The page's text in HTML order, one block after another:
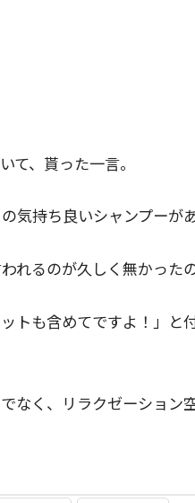
て、貰った一言。
気持ち良いシャンプー
れるのが久しく無かった
トも含めてですよ！」と
なく、リラクゼーション